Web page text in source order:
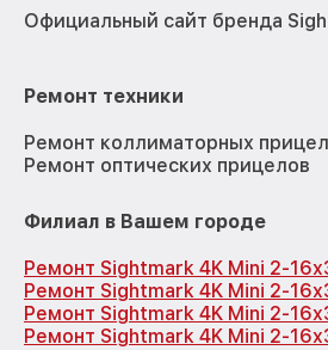
Официальный сайт бренда
Ремонт техники
Ремонт коллиматорных
Ремонт оптических прицелов
Филиал в Вашем городе
Ремонт Sightmark 4K Mini 2-
Ремонт Sightmark 4K Mini 2-
Ремонт Sightmark 4K Mini 2-
Ремонт Sightmark 4K Mini 2-